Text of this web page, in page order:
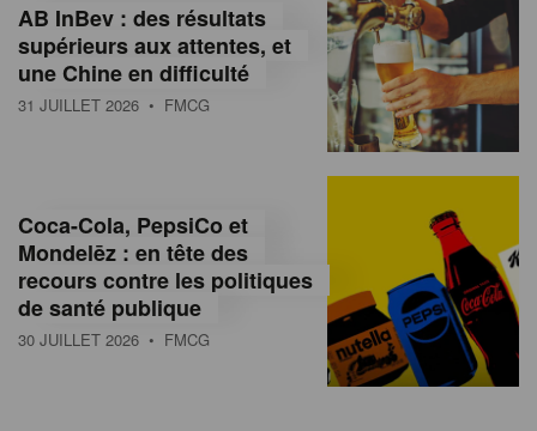
AB InBev : des résultats
supérieurs aux attentes, et
une Chine en difficulté
31 JUILLET 2026 • FMCG
Coca-Cola, PepsiCo et
Mondelēz : en tête des
recours contre les politiques
de santé publique
30 JUILLET 2026 • FMCG